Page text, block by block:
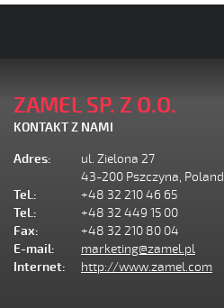
ZAMEL SP. Z O.O.
KONTAKT Z NAMI
Adres:
ul. Zielona 27
43-200 Pszczyna, Poland
Tel.:
+48 32 210 46 65
Tel.:
+48 32 449 15 00
Fax:
+48 32 210 80 04
E-mail:
marketing@zamel.pl
Internet:
http://www.zamel.com